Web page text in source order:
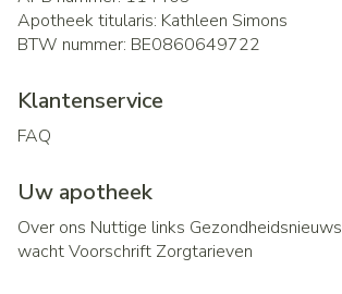
Apotheek titularis: Kathleen Simons
BTW nummer: BE0860649722
Klantenservice
FAQ
Uw apotheek
Over ons Nuttige links Gezondheidsnieuws
wachtVoorschrift Zorgtarieven